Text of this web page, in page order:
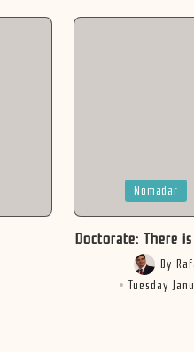
Nomadar
Doctorate: There
Posted
by
By
Tuesday